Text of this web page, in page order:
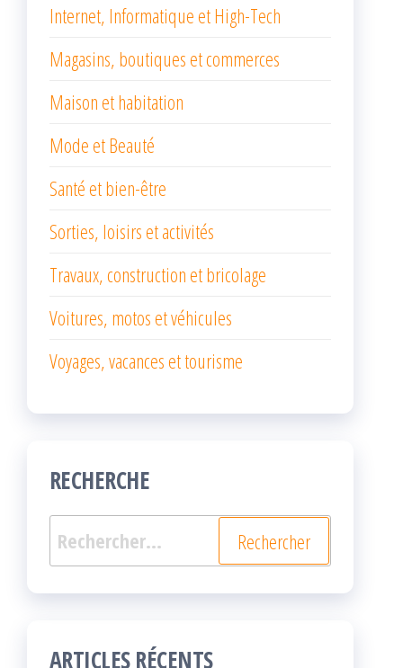
Internet, Informatique et High-Tech
Magasins, boutiques et commerces
Maison et habitation
Mode et Beauté
Santé et bien-être
Sorties, loisirs et activités
Travaux, construction et bricolage
Voitures, motos et véhicules
Voyages, vacances et tourisme
RECHERCHE
Rechercher :
ARTICLES RÉCENTS